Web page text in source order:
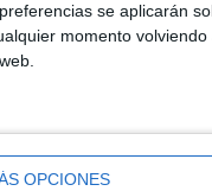
se aplicarán
momento
OPCIONES
toda la
prevista a las